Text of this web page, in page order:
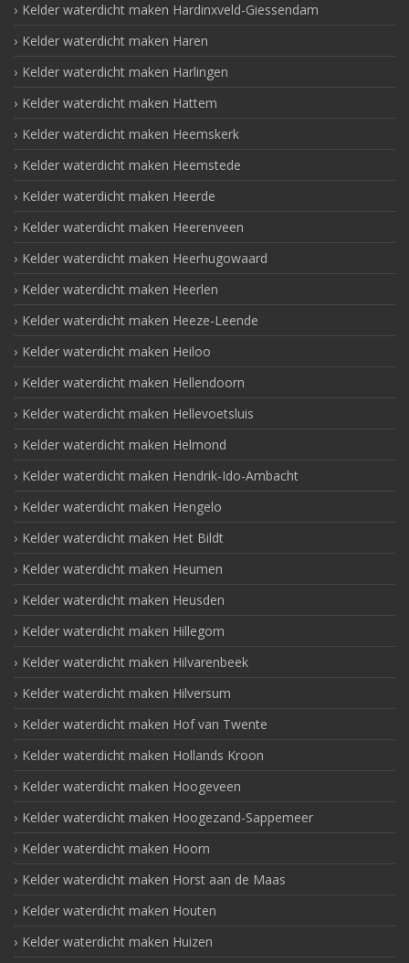
Kelder waterdicht maken Hardinxveld-Giessendam
Kelder waterdicht maken Haren
Kelder waterdicht maken Harlingen
Kelder waterdicht maken Hattem
Kelder waterdicht maken Heemskerk
Kelder waterdicht maken Heemstede
Kelder waterdicht maken Heerde
Kelder waterdicht maken Heerenveen
Kelder waterdicht maken Heerhugowaard
Kelder waterdicht maken Heerlen
Kelder waterdicht maken Heeze-Leende
Kelder waterdicht maken Heiloo
Kelder waterdicht maken Hellendoorn
Kelder waterdicht maken Hellevoetsluis
Kelder waterdicht maken Helmond
Kelder waterdicht maken Hendrik-Ido-Ambacht
Kelder waterdicht maken Hengelo
Kelder waterdicht maken Het Bildt
Kelder waterdicht maken Heumen
Kelder waterdicht maken Heusden
Kelder waterdicht maken Hillegom
Kelder waterdicht maken Hilvarenbeek
Kelder waterdicht maken Hilversum
Kelder waterdicht maken Hof van Twente
Kelder waterdicht maken Hollands Kroon
Kelder waterdicht maken Hoogeveen
Kelder waterdicht maken Hoogezand-Sappemeer
Kelder waterdicht maken Hoorn
Kelder waterdicht maken Horst aan de Maas
Kelder waterdicht maken Houten
Kelder waterdicht maken Huizen